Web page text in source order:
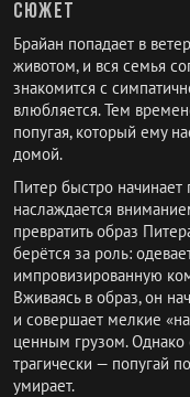
Сюжет
Брайан попадает в
животом, и вся семья
знакомится с
влюбляется. Тем
попугая, который ему
домой.
Питер быстро начинает
наслаждается
превратить образ
берётся за роль:
импровизированную
Вживаясь в образ, он
и совершает мелкие
ценным грузом. Однако
трагически — попугай
умирает.